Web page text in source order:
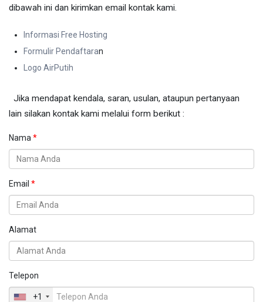
dibawah ini dan kirimkan email kontak kami.
Informasi Free Hosting
Formulir Pendaftaran
Logo AirPutih
Jika mendapat kendala, saran, usulan, ataupun pertanyaan
lain silakan kontak kami melalui form berikut :
Nama
Email
Alamat
Telepon
+1